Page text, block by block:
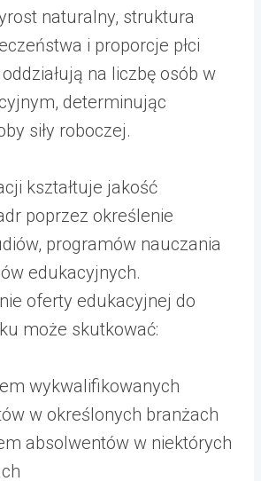
naturalny, struktura
i proporcje płci
na liczbę osób w
determinując
siły roboczej.
kształtuje jakość
poprzez określenie
programów nauczania
edukacyjnych.
oferty edukacyjnej do
może skutkować:
wykwalifikowanych
w określonych branżach
absolwentów w niektórych